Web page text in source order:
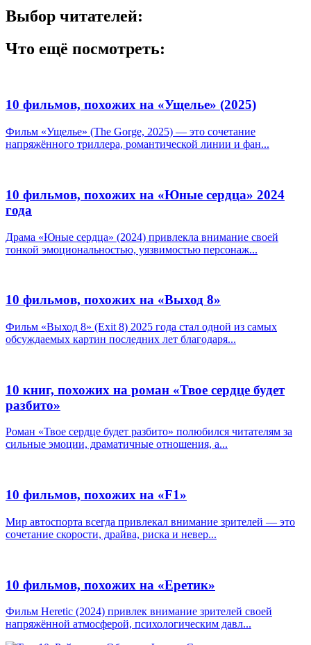
Выбор читателей:
Что ещё посмотреть:
10 фильмов, похожих на «Ущелье» (2025)
Фильм «Ущелье» (The Gorge, 2025) — это сочетание
напряжённого триллера, романтической линии и фан...
10 фильмов, похожих на «Юные сердца» 2024
года
Драма «Юные сердца» (2024) привлекла внимание своей
тонкой эмоциональностью, уязвимостью персонаж...
10 фильмов, похожих на «Выход 8»
Фильм «Выход 8» (Exit 8) 2025 года стал одной из самых
обсуждаемых картин последних лет благодаря...
10 книг, похожих на роман «Твое сердце будет
разбито»
Роман «Твое сердце будет разбито» полюбился читателям за
сильные эмоции, драматичные отношения, а...
10 фильмов, похожих на «F1»
Мир автоспорта всегда привлекал внимание зрителей — это
сочетание скорости, драйва, риска и невер...
10 фильмов, похожих на «Еретик»
Фильм Heretic (2024) привлек внимание зрителей своей
напряжённой атмосферой, психологическим давл...